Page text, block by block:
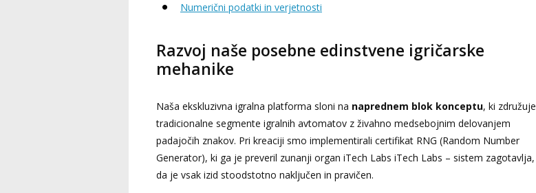
Numerični podatki in verjetnosti
Razvoj naše posebne edinstvene igričarske
mehanike
Naša ekskluzivna igralna platforma sloni na naprednem blok konceptu, ki združuje
tradicionalne segmente igralnih avtomatov z živahno medsebojnim delovanjem
padajočih znakov. Pri kreaciji smo implementirali certifikat RNG (Random Number
Generator), ki ga je preveril zunanji organ iTech Labs iTech Labs – sistem zagotavlja,
da je vsak izid stoodstotno naključen in pravičen.